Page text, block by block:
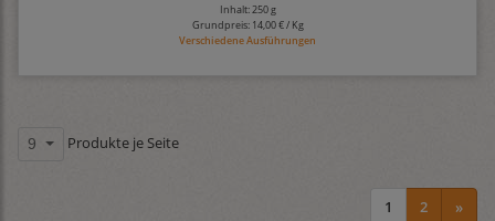
Inhalt: 250 g
Grundpreis: 14,00 € / Kg
Verschiedene Ausführungen
9 Produkte je Seite
1 2 »